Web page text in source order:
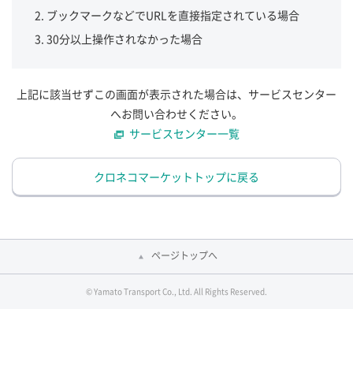
ブックマークなどでURLを直接指定されている場合
30分以上操作されなかった場合
上記に該当せずこの画面が表示された場合は、サービスセンター
へお問い合わせください。
サービスセンター一覧
クロネコマーケットトップに戻る
ページトップへ
© Yamato Transport Co., Ltd. All Rights Reserved.